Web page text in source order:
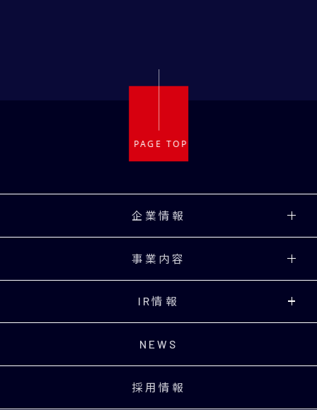
企業情報
事業内容
IR情報
NEWS
採用情報